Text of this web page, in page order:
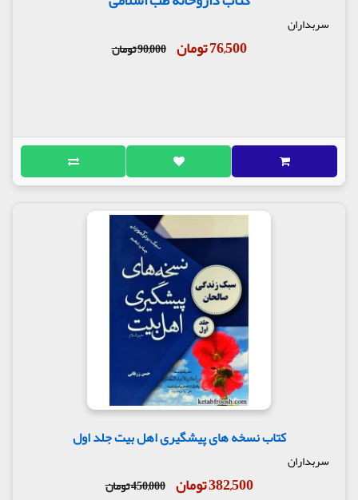
سربداران
76,500 تومان 90,000 تومان
کتاب نسخه های پیشگیری اهل بیت جلد اول
سربداران
382,500 تومان 450,000 تومان